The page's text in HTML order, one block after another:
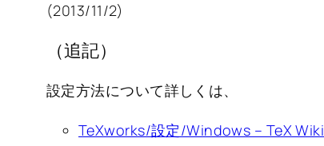
(2013/11/2)
（追記）
設定方法について詳しくは、
TeXworks/設定/Windows – TeX Wiki